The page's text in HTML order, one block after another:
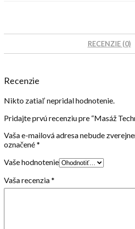
RECENZIE (0)
Recenzie
Nikto zatiaľ nepridal hodnotenie.
Pridajte prvú recenziu pre “Masáž
Vaša e-mailová adresa nebude
označené*
Vaše hodnotenie
Vaša recenzia*